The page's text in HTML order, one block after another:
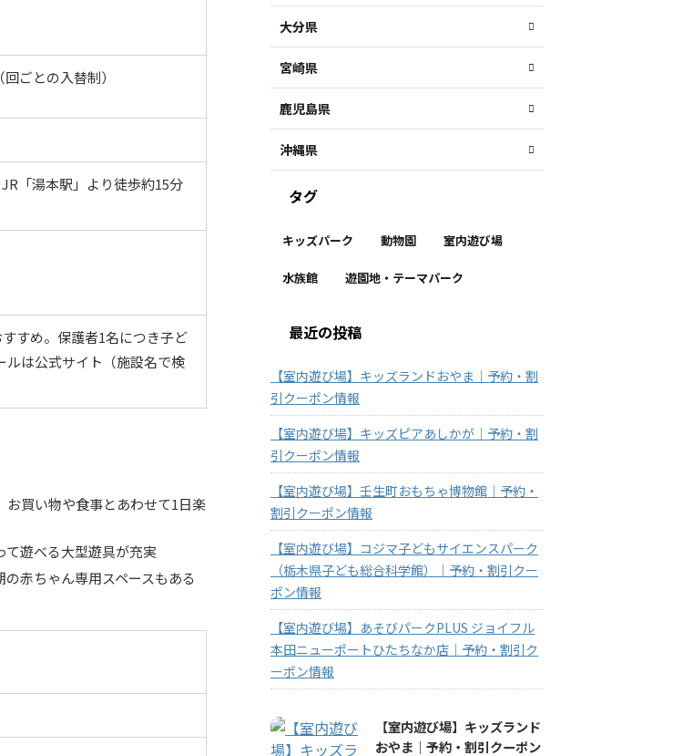
ごとの入替制）
「湯本駅」より徒歩約15分
すめ。保護者1名につき子ど
ルは公式サイト（施設名で検
買い物や食事とあわせて1日楽
て遊べる大型遊具が充実
赤ちゃん専用スペースもある
大分県
宮崎県
鹿児島県
沖縄県
タグ
キッズパーク 動物園 室内遊び場
水族館 遊園地・テーマパーク
最近の投稿
【室内遊び場】キッズランドおやま｜予約・割
引クーポン情報
【室内遊び場】キッズピアあしかが｜予約・割
引クーポン情報
【室内遊び場】壬生町おもちゃ博物館｜予約・
割引クーポン情報
【室内遊び場】コジマ子どもサイエンスパーク
（栃木県子ども総合科学館）｜予約・割引クー
ポン情報
【室内遊び場】あそびパークPLUS ジョイフル
本田ニューポートひたちなか店｜予約・割引ク
ーポン情報
【室内遊び場】キッズランド
おやま｜予約・割引クーポン